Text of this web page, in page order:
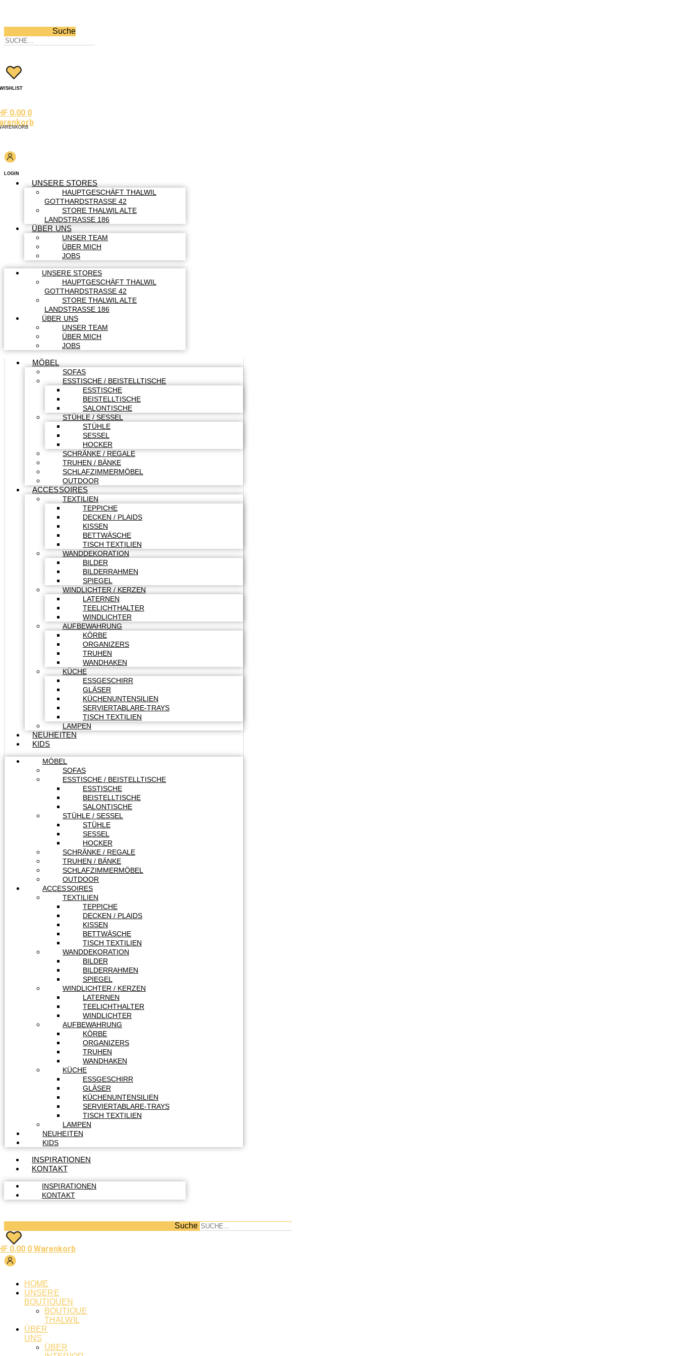
Suche
WISHLIST
0.00 0
LOGIN
UNSERE STORES
HAUPTGESCHÄFT THALWIL
GOTTHARDSTRASSE 42
STORE THALWIL ALTE
LANDSTRASSE 186
ÜBER UNS
UNSER TEAM
ÜBER MICH
JOBS
UNSERE STORES
HAUPTGESCHÄFT THALWIL
GOTTHARDSTRASSE 42
STORE THALWIL ALTE
LANDSTRASSE 186
ÜBER UNS
UNSER TEAM
ÜBER MICH
JOBS
MÖBEL
SOFAS
ESSTISCHE / BEISTELLTISCHE
ESSTISCHE
BEISTELLTISCHE
SALONTISCHE
STÜHLE / SESSEL
STÜHLE
SESSEL
HOCKER
SCHRÄNKE / REGALE
TRUHEN / BÄNKE
SCHLAFZIMMERMÖBEL
OUTDOOR
ACCESSOIRES
TEXTILIEN
TEPPICHE
DECKEN / PLAIDS
KISSEN
BETTWÄSCHE
TISCH TEXTILIEN
WANDDEKORATION
BILDER
BILDERRAHMEN
SPIEGEL
WINDLICHTER / KERZEN
LATERNEN
TEELICHTHALTER
WINDLICHTER
AUFBEWAHRUNG
KÖRBE
ORGANIZERS
TRUHEN
WANDHAKEN
KÜCHE
ESSGESCHIRR
GLÄSER
KÜCHENUNTENSILIEN
SERVIERTABLARE-TRAYS
TISCH TEXTILIEN
LAMPEN
NEUHEITEN
KIDS
MÖBEL
SOFAS
ESSTISCHE / BEISTELLTISCHE
ESSTISCHE
BEISTELLTISCHE
SALONTISCHE
STÜHLE / SESSEL
STÜHLE
SESSEL
HOCKER
SCHRÄNKE / REGALE
TRUHEN / BÄNKE
SCHLAFZIMMERMÖBEL
OUTDOOR
ACCESSOIRES
TEXTILIEN
TEPPICHE
DECKEN / PLAIDS
KISSEN
BETTWÄSCHE
TISCH TEXTILIEN
WANDDEKORATION
BILDER
BILDERRAHMEN
SPIEGEL
WINDLICHTER / KERZEN
LATERNEN
TEELICHTHALTER
WINDLICHTER
AUFBEWAHRUNG
KÖRBE
ORGANIZERS
TRUHEN
WANDHAKEN
KÜCHE
ESSGESCHIRR
GLÄSER
KÜCHENUNTENSILIEN
SERVIERTABLARE-TRAYS
TISCH TEXTILIEN
LAMPEN
NEUHEITEN
KIDS
INSPIRATIONEN
KONTAKT
INSPIRATIONEN
KONTAKT
Suche
0.00 0 Warenkorb
HOME
UNSERE
BOUTIQUEN
BOUTIQUE
THALWIL
ÜBER
UNS
ÜBER